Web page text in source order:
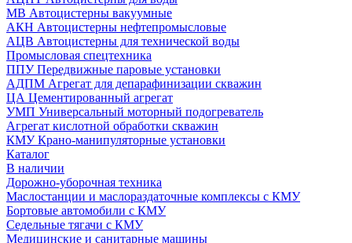
МВ Автоцистерны вакуумные
АКН Автоцистерны нефтепромысловые
АЦВ Автоцистерны для технической воды
Промысловая спецтехника
ППУ Передвижные паровые установки
АДПМ Агрегат для депарафинизации скважин
ЦА Цементированный агрегат
УМП Универсальный моторный подогреватель
Агрегат кислотной обработки скважин
КМУ Крано-манипуляторные установки
Каталог
В наличии
Дорожно-уборочная техника
Маслостанции и маслораздаточные комплексы с КМУ
Бортовые автомобили с КМУ
Седельные тягачи с КМУ
Медицинские и санитарные машины